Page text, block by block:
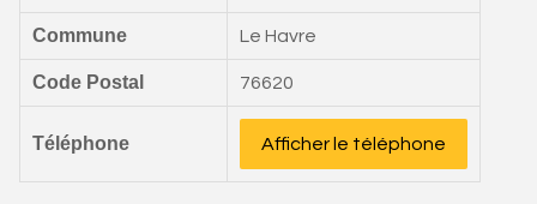
Commune Le Havre
Code Postal 76620
Téléphone Afficher le téléphone